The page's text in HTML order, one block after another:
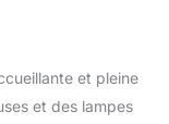
et pleine
et des lampes